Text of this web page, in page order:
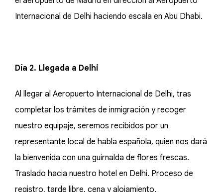
Internacional de Delhi haciendo escala en Abu Dhabi.
Día 2. Llegada a Delhi
Al llegar al Aeropuerto Internacional de Delhi, tras
completar los trámites de inmigración y recoger
nuestro equipaje, seremos recibidos por un
representante local de habla española, quien nos dará
la bienvenida con una guirnalda de flores frescas.
Traslado hacia nuestro hotel en Delhi. Proceso de
registro, tarde libre, cena y alojamiento.